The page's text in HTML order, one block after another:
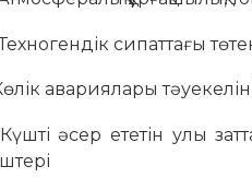
сипаттағы
авариялары
әсер ететін улы